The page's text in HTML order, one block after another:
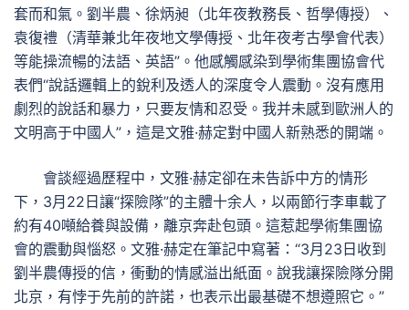
套而和氣。劉半農、徐炳昶（北年夜教務長、哲學傳授）、
袁復禮（清華兼北年夜地文學傳授、北年夜考古學會代表）
等能操流暢的法語、英語”。他感觸感染到學術集團協會代
表們“說話邏輯上的銳利及透人的深度令人震動。沒有應用
劇烈的說話和暴力，只要友情和忍受。我并未感到歐洲人的
文明高于中國人”，這是文雅·赫定對中國人新熟悉的開端。
會談經過歷程中，文雅·赫定卻在未告訴中方的情形
下，3月22日讓“探險隊”的主體十余人，以兩節行李車載了
約有40噸給養與設備，離京奔赴包頭。這惹起學術集團協
會的震動與惱怒。文雅·赫定在筆記中寫著：“3月23日收到
劉半農傳授的信，衝動的情感溢出紙面。說我讓探險隊分開
北京，有悖于先前的許諾，也表示出最基礎不想遵照它。”